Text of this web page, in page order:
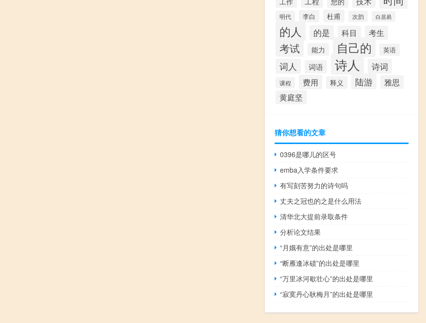
明代 李白 杜甫 次韵 白居易
的人 的是 科目 考生
考试 能力 自己的 英语
词人 词语 诗人 诗词
课程 费用 释义 陆游 雅思
黄庭坚
猜你想看的文章
0396是哪儿的区号
emba入学条件要求
有写刻苦努力的诗句吗
丈夫之冠也的之是什么用法
清华北大提前录取条件
分析论文结果
“月娥有意”的出处是哪里
“断雁逢冰碛”的出处是哪里
“万里冰河歇壮心”的出处是哪里
“寂寞丹心耿梅月”的出处是哪里